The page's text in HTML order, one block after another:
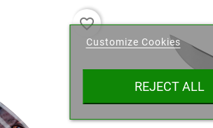
favorite_borderCreate wishlist
Wishlist name
Customize Cookies
REJECT ALL